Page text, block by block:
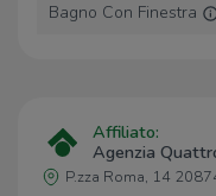
Emisfero Sud
Bar
Caffè Ambrosiano
Music Club Globo
Bagno Con Finestra
Affiliato:
Agenzia
P.zza Roma, 14